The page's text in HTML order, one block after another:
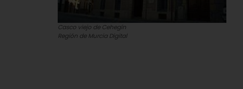
Casco viejo de Cehegín
Región de Murcia Digital